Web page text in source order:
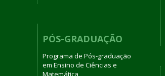
PÓS-GRADUAÇÃO
Programa de Pós-graduação
em Ensino de Ciências e
Matemática